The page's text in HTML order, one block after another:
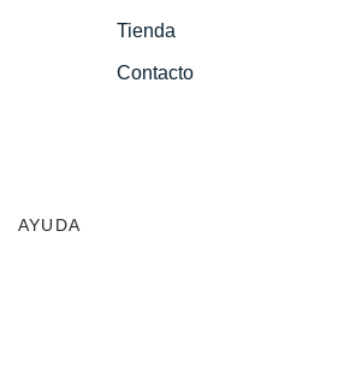
Tienda
Contacto
AYUDA